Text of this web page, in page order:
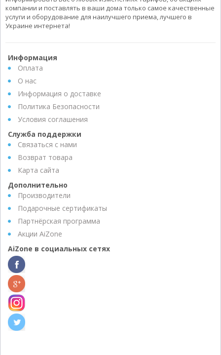
компании и поставлять в ваши дома только самое качественные
услуги и оборудование для наилучшего приема, лучшего в
Украине интернета!
Информация
Оплата
О нас
Информация о доставке
Политика Безопасности
Условия соглашения
Служба поддержки
Связаться с нами
Возврат товара
Карта сайта
Дополнительно
Производители
Подарочные сертификаты
Партнёрская программа
Акции AiZone
AiZone в социальных сетях